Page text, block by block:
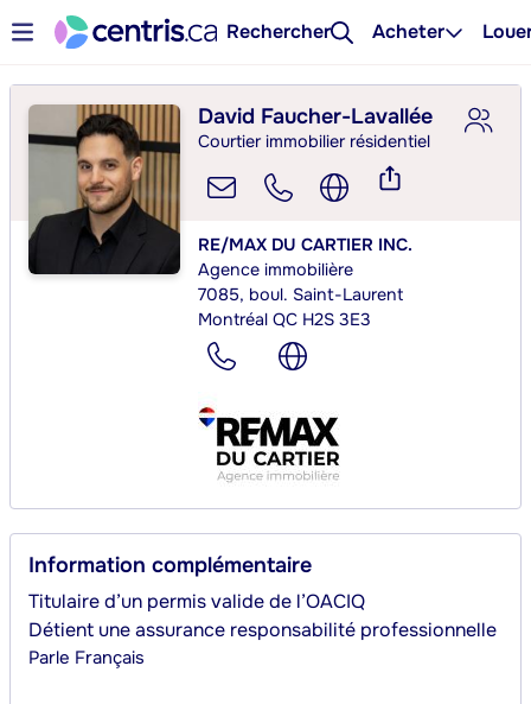
Rechercher Acheter
David Faucher-Lavallée
Courtier immobilier résidentiel
RE/MAX DU CARTIER INC.
Agence immobilière
7085, boul. Saint-Laurent
Montréal QC H2S 3E3
Information complémentaire
Titulaire d’un permis valide de l’OACIQ
Détient une assurance responsabilité professionnelle
Parle Français